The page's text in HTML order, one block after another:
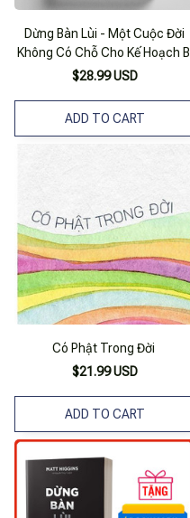
Dừng Bàn Lùi - Một Cuộc Đời
Không Có Chỗ Cho Kế Hoạch B
$28.99 USD
ADD TO CART
Có Phật Trong Đời
$21.99 USD
ADD TO CART